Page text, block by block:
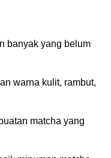
banyak yang belum
warna kulit, rambut,
matcha yang